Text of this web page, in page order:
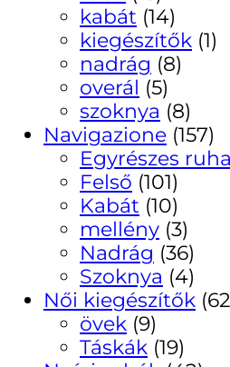
kabát (14)
kiegészítők (1)
nadrág (8)
overál (5)
szoknya (8)
Navigazione (157)
Egyrészes ruha
Felső (101)
Kabát (10)
mellény (3)
Nadrág (36)
Szoknya (4)
Női kiegészítők
övek (9)
Táskák (19)